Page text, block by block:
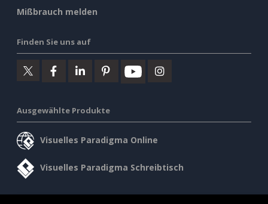
Mißbrauch melden
Finden Sie uns auf
Ausgewählte Produkte
Visuelles Paradigma Online
Visuelles Paradigma Schreibtisch